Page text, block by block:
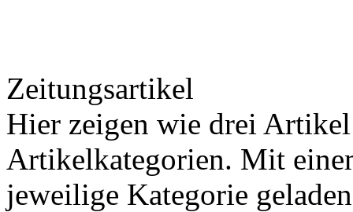
Zeitungsartikel
Hier zeigen wie drei
Artikelkategorien. Mit
jeweilige Kategorie